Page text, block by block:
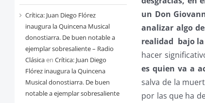
Crítica: Juan Diego Flórez
inaugura la Quincena Musical
donostiarra. De buen notable a
ejemplar sobresaliente – Radio
Clásicaen Crítica: Juan Diego
Flórez inaugura la Quincena
Musical donostiarra. De buen
notable a ejemplar sobresaliente
un Don
analizar algo
realidad bajo
hacer
es quien va a
salva de la
por las que ha